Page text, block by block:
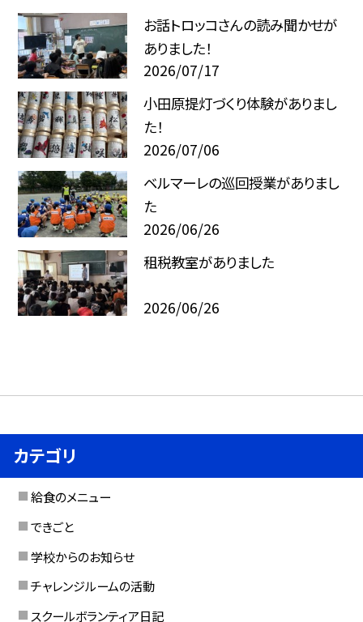
お話トロッコさんの読み聞かせが
ありました！
2026/07/17
小田原提灯づくり体験がありまし
た！
2026/07/06
ベルマーレの巡回授業がありまし
た
2026/06/26
租税教室がありました
2026/06/26
カテゴリ
給食のメニュー
できごと
学校からのお知らせ
チャレンジルームの活動
スクールボランティア日記